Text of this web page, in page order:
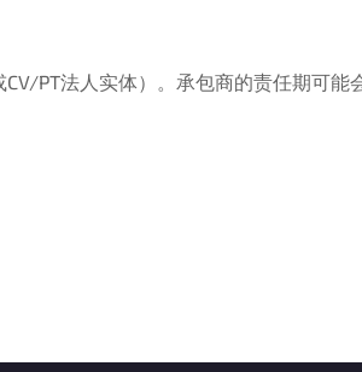
PT法人实体）。承包商的责任期可能